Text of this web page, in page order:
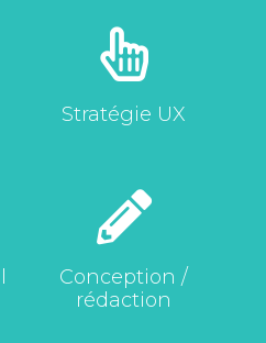
Stratégie UX
Conception /
rédaction